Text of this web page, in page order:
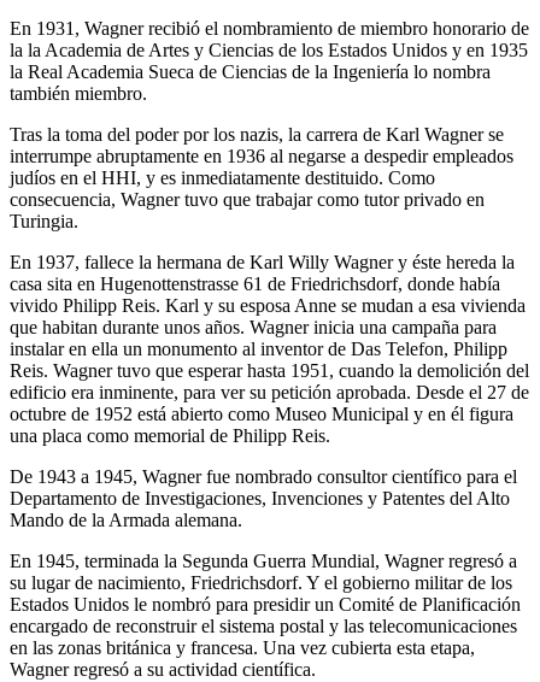
En 1931, Wagner recibió el nombramiento de miembro honorario de
la la Academia de Artes y Ciencias de los Estados Unidos y en 1935
la Real Academia Sueca de Ciencias de la Ingeniería lo nombra
también miembro.
Tras la toma del poder por los nazis, la carrera de Karl Wagner se
interrumpe abruptamente en 1936 al negarse a despedir empleados
judíos en el HHI, y es inmediatamente destituido. Como
consecuencia, Wagner tuvo que trabajar como tutor privado en
Turingia.
En 1937, fallece la hermana de Karl Willy Wagner y éste hereda la
casa sita en Hugenottenstrasse 61 de Friedrichsdorf, donde había
vivido Philipp Reis. Karl y su esposa Anne se mudan a esa vivienda
que habitan durante unos años. Wagner inicia una campaña para
instalar en ella un monumento al inventor de Das Telefon, Philipp
Reis. Wagner tuvo que esperar hasta 1951, cuando la demolición del
edificio era inminente, para ver su petición aprobada. Desde el 27 de
octubre de 1952 está abierto como Museo Municipal y en él figura
una placa como memorial de Philipp Reis.
De 1943 a 1945, Wagner fue nombrado consultor científico para el
Departamento de Investigaciones, Invenciones y Patentes del Alto
Mando de la Armada alemana.
En 1945, terminada la Segunda Guerra Mundial, Wagner regresó a
su lugar de nacimiento, Friedrichsdorf. Y el gobierno militar de los
Estados Unidos le nombró para presidir un Comité de Planificación
encargado de reconstruir el sistema postal y las telecomunicaciones
en las zonas británica y francesa. Una vez cubierta esta etapa,
Wagner regresó a su actividad científica.